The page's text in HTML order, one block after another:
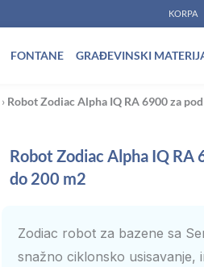
KORPA
FONTANE GRAĐEVINSKI
› Robot Zodiac Alpha IQ RA 6900 za
Robot Zodiac Alpha IQ RA
do 200 m2
Zodiac robot za bazene sa
snažno ciklonsko usisavanje,